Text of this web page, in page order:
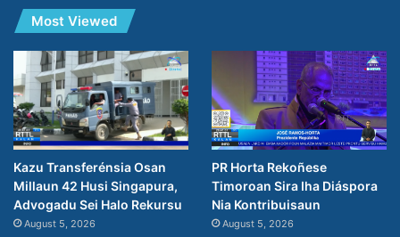
Most Viewed
Kazu Transferénsia Osan
Millaun 42 Husi Singapura,
Advogadu Sei Halo Rekursu
August 5, 2026
PR Horta Rekoñese
Timoroan Sira Iha Diáspora
Nia Kontribuisaun
August 5, 2026